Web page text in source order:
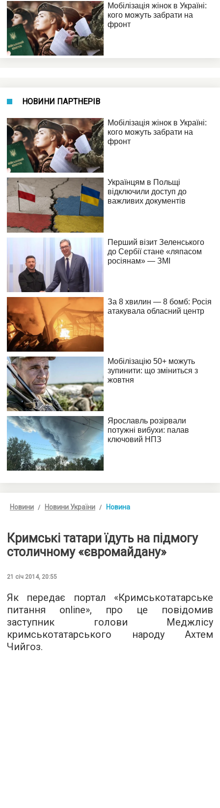
НОВИНИ ПАРТНЕРІВ
Новини Новини України Новина
Кримські татари їдуть на підмогу
столичному «євромайдану»
21 січ 2014, 20:55
Як передає портал «Кримськотатарське
питання online», про це повідомив
заступник голови Меджлісу
кримськотатарського народу Ахтем
Чийгоз.